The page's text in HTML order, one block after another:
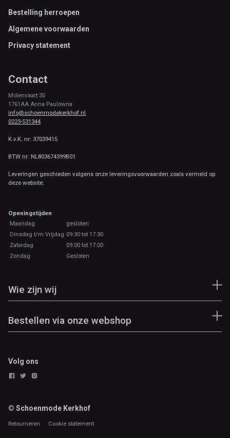
Footer
Bestelling herroepen
Algemene voorwaarden
Privacy statement
Contact
Molenvaart 35
1761AA Anna Paulowna
info@schoenmodekerkhof.nl
0223-531344
K.v.K. nr: 37039415
BTW nr: NL803674399B01
Leveringen geschieden volgens onze leveringsvoorwaarden zoals vermeld op
deze website.
Openingstijden
Maandag
gesloten
Dinsdag t/m Vrijdag 09:30 tot 17.30
Zaterdag
09:00 tot 17:00
Zondag
Gesloten
Wie zijn wij
Bestellen via onze webshop
Volg ons
© Schoenmode Kerkhof
Retourneren Cookie statement